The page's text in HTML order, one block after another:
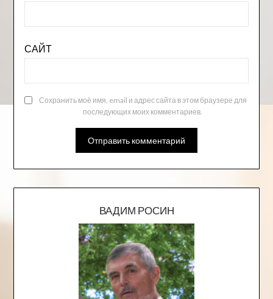
САЙТ
Сохранить моё имя, email и адрес сайта в этом браузере для
последующих моих комментариев.
ВАДИМ РОСИН